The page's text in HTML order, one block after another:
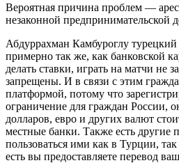
Вероятная причина проблем —
незаконной предпринимательской
Абдуррахман Камбуроглу турецкий
примерно так же, как банковской
делать ставки, играть на матчи не
запрещены. И в связи с этим
платформой, потому что
ограничение для граждан России,
долларов, евро и других валют
местные банки. Также есть другие
пользоваться ими как в Турции,
есть вы предоставляете перевод